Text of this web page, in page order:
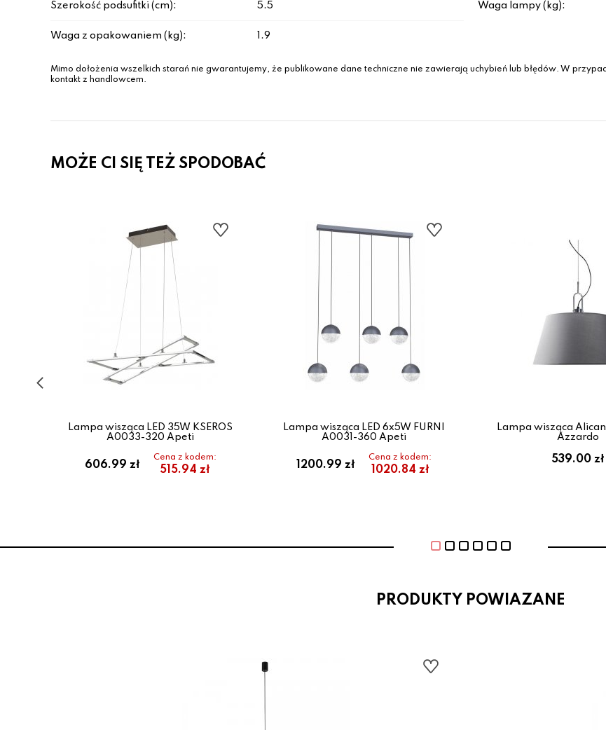
Szerokość podsufitki (cm): 5.5 Waga lampy (kg):
Waga z opakowaniem (kg): 1.9
Mimo dołożenia wszelkich starań nie gwarantujemy, że publikowane dane techniczne nie zawierają uchybień lub błędów. W
kontakt z handlowcem.
MOŻE CI SIĘ TEŻ SPODOBAĆ
Lampa wisząca LED 35W KSEROS
A0033-320 Apeti
606.99 zł
Cena z kodem:
515.94 zł
Lampa wisząca LED 6x5W FURNI
A0031-360 Apeti
1200.99 zł
Cena z kodem:
1020.84 zł
Lampa wisząca
Azzardo
539.00 zł
PRODUKTY POWIAZANE